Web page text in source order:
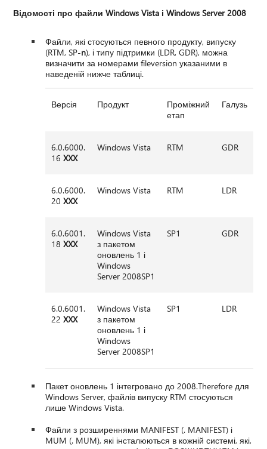
Відомості про файли Windows Vista і Windows Server 2008
Файли, які стосуються певного продукту, випуску
(RTM, SP-n), і типу підтримки (LDR, GDR), можна
визначити за номерами fileversion указаними в
наведеній нижче таблиці.
Версія Продукт
Проміжний
етап
Галузь
6.0.6000.
16XXX
Windows Vista RTM GDR
6.0.6000.
20XXX
Windows Vista RTM LDR
6.0.6001.
18XXX
Windows Vista
з пакетом
оновлень 1 і
Windows
Server 2008SP1
SP1 GDR
6.0.6001.
22XXX
Windows Vista
з пакетом
оновлень 1 і
Windows
Server 2008SP1
SP1 LDR
Пакет оновлень 1 інтегровано до 2008.Therefore для
Windows Server, файлів випуску RTM стосуються
лише Windows Vista.
Файли з розширеннями MANIFEST (. MANIFEST) і
MUM (. MUM), які інсталюються в кожній системі, які,